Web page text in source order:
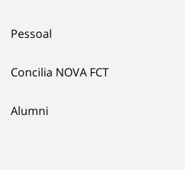
Pessoal
Concilia NOVA FCT
Alumni